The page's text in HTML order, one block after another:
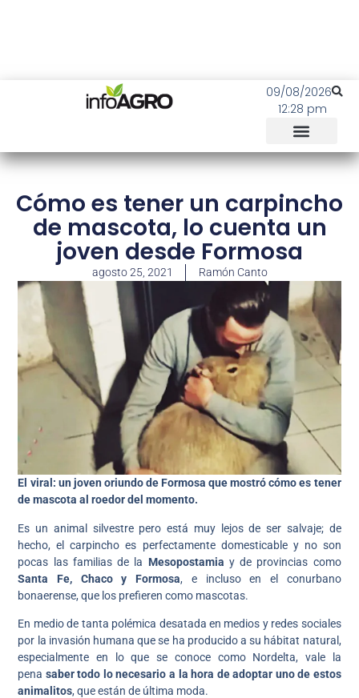
09/08/2026
12:28 pm
Cómo es tener un carpincho
de mascota, lo cuenta un
joven desde Formosa
agosto 25, 2021 Ramón Canto
El viral: un joven oriundo de Formosa que mostró cómo es tener
de mascota al roedor del momento.
Es un animal silvestre pero está muy lejos de ser salvaje; de
hecho, el carpincho es perfectamente domesticable y no son
pocas las familias de la Mesopostamia y de provincias como
Santa Fe, Chaco y Formosa, e incluso en el conurbano
bonaerense, que los prefieren como mascotas.
En medio de tanta polémica desatada en medios y redes sociales
por la invasión humana que se ha producido a su hábitat natural,
especialmente en lo que se conoce como Nordelta, vale la
pena saber todo lo necesario a la hora de adoptar uno de estos
animalitos, que están de última moda.